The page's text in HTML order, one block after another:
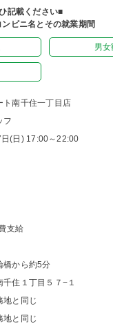
記載ください■
ビニ名とその就業期間
男女
ト南千住一丁目店
フ
(日) 17:00～22:00
支給
橋から約5分
住１丁目５７−１
地と同じ
地と同じ